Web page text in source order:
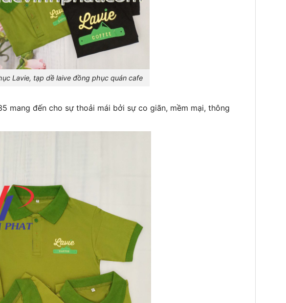
tạp dề laive đồng phục quán cafe
mang đến cho sự thoải mái bởi sự co giãn, mềm mại, thông